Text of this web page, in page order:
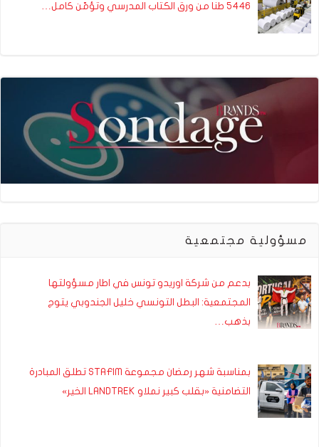
5446 طنا من ورق الكتاب المدرسي وتؤمّن كامل…
مسؤولية مجتمعية
بدعم من شركة اوريدو تونس في اطار مسؤولتها
المجتمعية: البطل التونسي خليل الجندوبي يتوج
بذهب…
بمناسبة شهر رمضان مجموعة STAFIM تطلق المبادرة
التضامنية «بقلب كبير نملاو LANDTREK الخير»